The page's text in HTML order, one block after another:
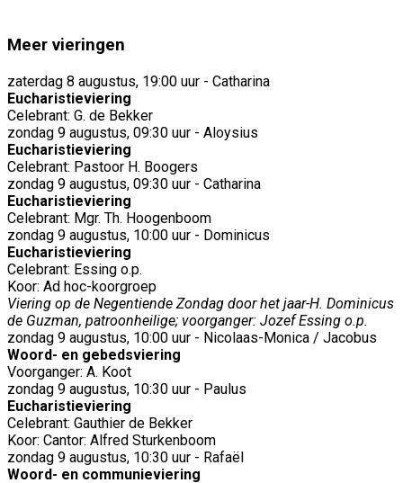
Meer vieringen
zaterdag 8 augustus, 19:00 uur - Catharina
Eucharistieviering
Celebrant: G. de Bekker
zondag 9 augustus, 09:30 uur - Aloysius
Eucharistieviering
Celebrant: Pastoor H. Boogers
zondag 9 augustus, 09:30 uur - Catharina
Eucharistieviering
Celebrant: Mgr. Th. Hoogenboom
zondag 9 augustus, 10:00 uur - Dominicus
Eucharistieviering
Celebrant: Essing o.p.
Koor: Ad hoc-koorgroep
Viering op de Negentiende Zondag door het jaar-H. Dominicus
de Guzman, patroonheilige; voorganger: Jozef Essing o.p.
zondag 9 augustus, 10:00 uur - Nicolaas-Monica / Jacobus
Woord- en gebedsviering
Voorganger: A. Koot
zondag 9 augustus, 10:30 uur - Paulus
Eucharistieviering
Celebrant: Gauthier de Bekker
Koor: Cantor: Alfred Sturkenboom
zondag 9 augustus, 10:30 uur - Rafaël
Woord- en communieviering